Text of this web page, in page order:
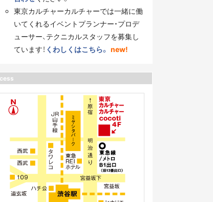
東京カルチャーカルチャーでは一緒に働
いてくれるイベントプランナー・プロデ
ューサー、テクニカルスタッフを募集し
ています！ くわしくはこちら。 new!